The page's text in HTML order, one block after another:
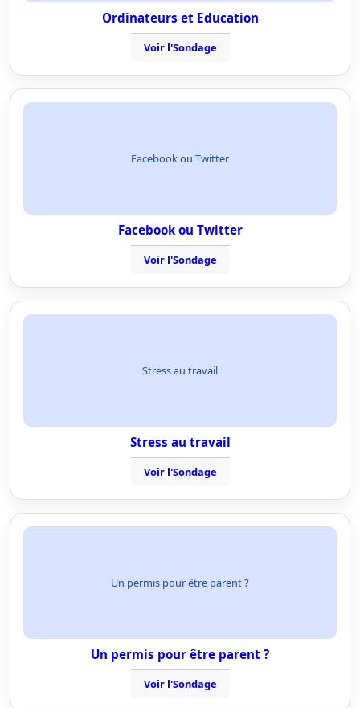
Ordinateurs et Education
Voir l'Sondage
Facebook ou Twitter
Facebook ou Twitter
Voir l'Sondage
Stress au travail
Stress au travail
Voir l'Sondage
Un permis pour être parent ?
Un permis pour être parent ?
Voir l'Sondage